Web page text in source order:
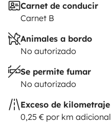
Carnet de conducir
Carnet B
Animales a bordo
No autorizado
Se permite fumar
No autorizado
Exceso de kilometraje
0,25 € por km adicional